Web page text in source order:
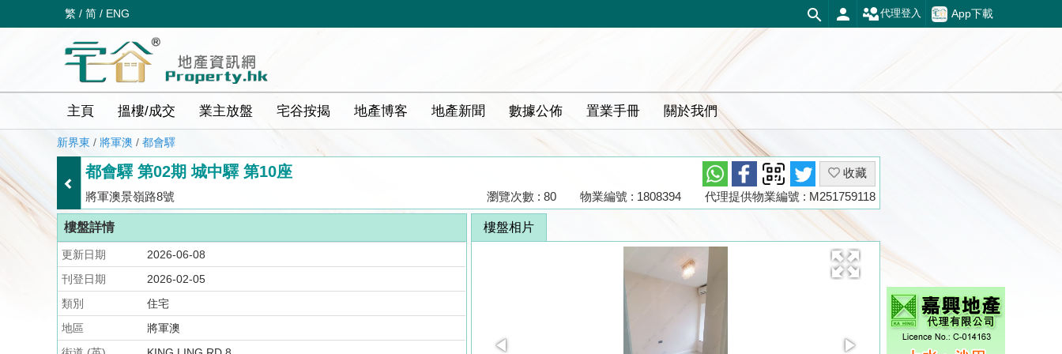
繁 / 简 / ENG App下載
代理登入
主頁 搵樓/成交 業主放盤 宅谷按揭 地產博客 地產新聞 數據公佈 置業手冊 關於我們
新界東 / 將軍澳 / 都會驛
都會驛 第02期 城中驛 第10座
收藏
將軍澳景嶺路8號
代理提供物業編號 : M251759118
物業編號 : 1808394
瀏覽次數 : 80
樓盤詳情
更新日期
2026-06-08
刊登日期
2026-02-05
類別
住宅
地區
將軍澳
樓盤相片